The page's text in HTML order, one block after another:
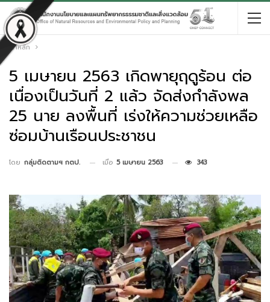
หน้าหลัก
5 เมษายน 2563 เกิดพายุฤดูร้อน ต่อ
เนื่องเป็นวันที่ 2 แล้ว จัดส่งกำลังพล
25 นาย ลงพื้นที่ เร่งให้ความช่วยเหลือ
ซ่อมบ้านเรือนประชาชน
โดย กลุ่มติดตามฯ กตป. เมื่อ 5 เมษายน 2563 343